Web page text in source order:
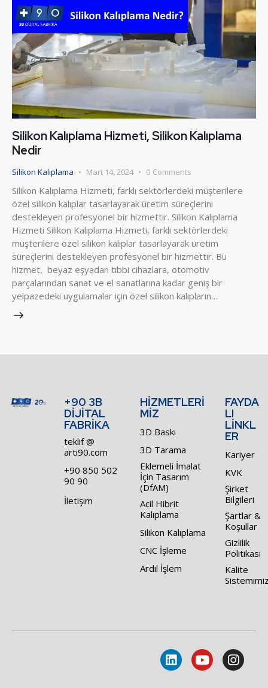
Silikon Kalıplama Hizmeti, Silikon Kalıplama
Nedir
Silikon Kalıplama Mart 14, 2024 0 Comments
Silikon Kalıplama Hizmeti, farklı sektörlerdeki müşterilere
özel silikon kalıplar tasarlayarak üretim süreçlerini
destekleyen profesyonel bir hizmettir. Silikon Kalıplama
Hizmeti Silikon Kalıplama Hizmeti, farklı sektörlerdeki
müşterilere özel silikon kalıplar tasarlayarak üretim
süreçlerini destekleyen profesyonel bir hizmettir. Bu
hizmet, beyaz eşyadan tıbbi cihazlara, otomotiv
parçalarından sanat ve el sanatlarına kadar geniş bir
yelpazedeki uygulamalar için özel silikon kalıpların…
+90 3B
DİJİTAL
FABRİKA
teklif @
arti90.com
+90 850 502
90 90
İletişim
HİZMETLERİ
MİZ
3D Baskı
3D Tarama
Eklemeli İmalat
İçin Tasarım
(DfAM)
Acil Hibrit
Kalıplama
Silikon Kalıplama
CNC İşleme
Ardıl İşlem
FAYDA
LI
LİNKL
ER
Kariyer
KVK
Şirket
Bilgileri
Şartlar &
Koşullar
Gizlilik
Politikası
Kalite